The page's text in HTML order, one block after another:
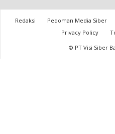
Redaksi Pedoman Media Siber
Privacy Policy
© PT Visi Siber